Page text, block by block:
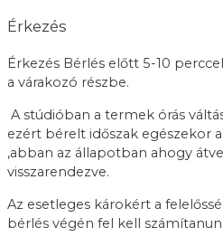
Érkezés
Érkezés Bérlés előtt 5-10
a várakozó részbe.
A stúdióban a termek órás
ezért bérelt időszak egészekor
,abban az állapotban ahogy
visszarendezve.
Az esetleges károkért a
bérlés végén fel kell